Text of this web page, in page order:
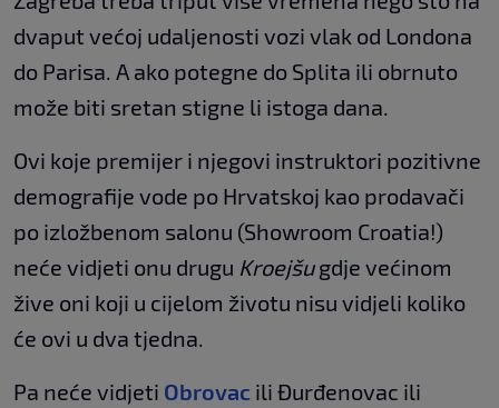
dvaput većoj udaljenosti vozi vlak od Londona
do Parisa. A ako potegne do Splita ili obrnuto
može biti sretan stigne li istoga dana.
Ovi koje premijer i njegovi instruktori pozitivne
demografije vode po Hrvatskoj kao prodavači
po izložbenom salonu (Showroom Croatia!)
neće vidjeti onu drugu Kroejšugdje većinom
žive oni koji u cijelom životu nisu vidjeli koliko
će ovi u dva tjedna.
Pa neće vidjeti Obrovac ili Đurđenovac ili